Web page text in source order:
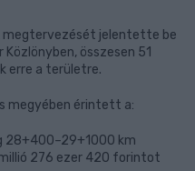
megtervezését jelentette be
összesen 51
erre a területre.
megyében érintett a:
28+400–29+1000 km
276 ezer 420 forintot